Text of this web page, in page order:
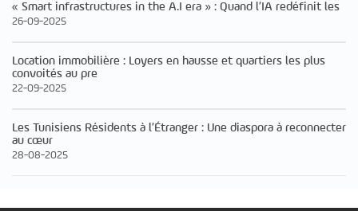
« Smart infrastructures in the A.I era » : Quand l’IA redéfinit les
26-09-2025
Location immobilière : Loyers en hausse et quartiers les plus
convoités au pre
22-09-2025
Les Tunisiens Résidents à l’Étranger : Une diaspora à reconnecter
au cœur
28-08-2025